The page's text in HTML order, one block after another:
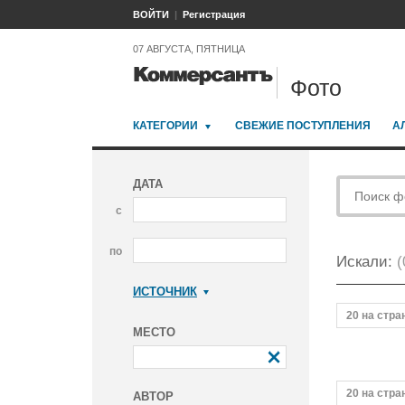
ВОЙТИ Регистрация
07 АВГУСТА, ПЯТНИЦА
Фото
КАТЕГОРИИ СВЕЖИЕ ПОСТУПЛЕНИЯ
ДАТА
с
по
ИСТОЧНИК
МЕСТО
АВТОР
Искали:
20 на
20 на